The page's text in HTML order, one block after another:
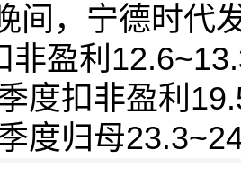
间，宁德时代
非盈利
度扣非盈利
度归母